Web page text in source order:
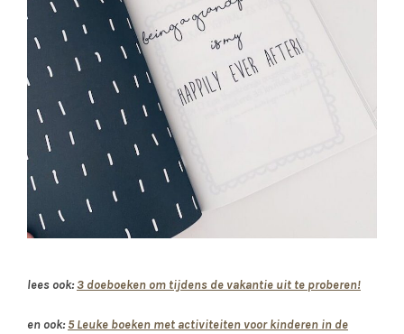
lees ook:3 doeboeken om tijdens de vakantie uit te proberen!
en ook:5 Leuke boeken met activiteiten voor kinderen in de